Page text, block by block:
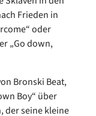
Frieden in
oder
„Go down,
Bronski Beat,
Boy“ über
der seine kleine